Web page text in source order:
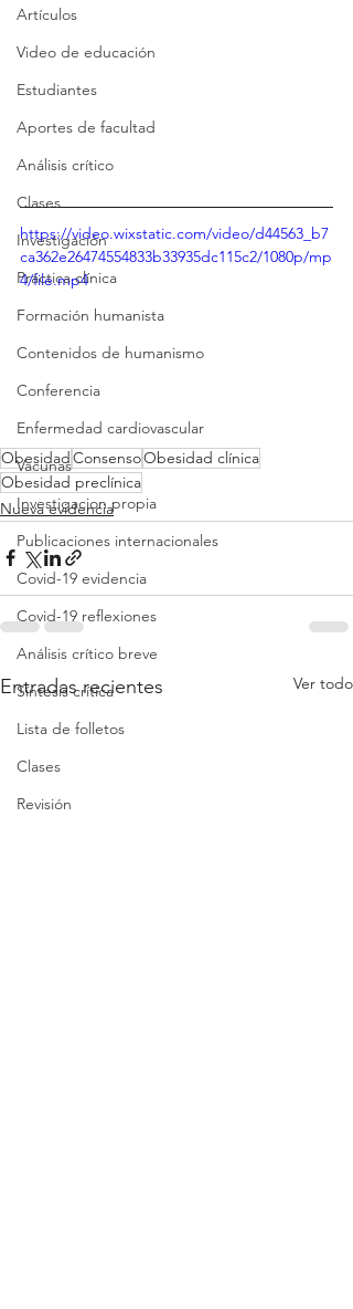
Artículos
Video de educación
Estudiantes
Aportes de facultad
Análisis crítico
Clases
Investigación
Práctica clínica
Formación humanista
Contenidos de humanismo
Conferencia
Enfermedad cardiovascular
Vacunas
Investigacion propia
Publicaciones internacionales
Covid-19 evidencia
Covid-19 reflexiones
Análisis crítico breve
Síntesis crítica
Lista de folletos
Clases
Revisión
https://video.wixstatic.com/video/d44563_b7
ca362e26474554833b33935dc115c2/1080p/mp
4/file.mp4
ObesidadConsensoObesidad clínica
Obesidad preclínica
Nueva evidencia
Entradas recientes Ver todo